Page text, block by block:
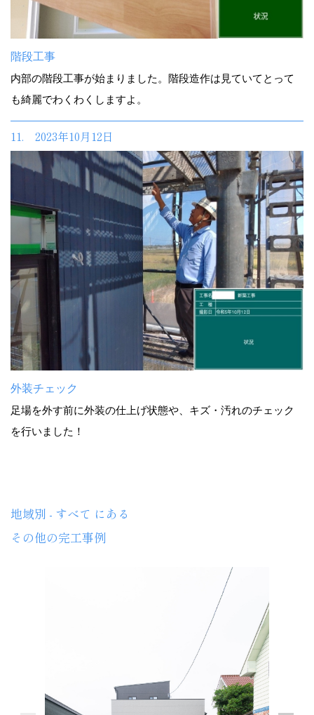
階段工事
内部の階段工事が始まりました。階段造作は見ていてとって
も綺麗でわくわくしますよ。
11. 2023年10月12日
外装チェック
足場を外す前に外装の仕上げ状態や、キズ・汚れのチェック
を行いました！
地域別 - すべて にある
その他の完工事例